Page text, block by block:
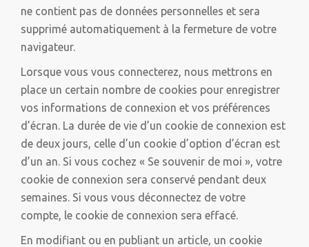
ne contient pas de données personnelles et sera
supprimé automatiquement à la fermeture de votre
navigateur.
Lorsque vous vous connecterez, nous mettrons en
place un certain nombre de cookies pour enregistrer
vos informations de connexion et vos préférences
d’écran. La durée de vie d’un cookie de connexion est
de deux jours, celle d’un cookie d’option d’écran est
d’un an. Si vous cochez « Se souvenir de moi », votre
cookie de connexion sera conservé pendant deux
semaines. Si vous vous déconnectez de votre
compte, le cookie de connexion sera effacé.
En modifiant ou en publiant un article, un cookie